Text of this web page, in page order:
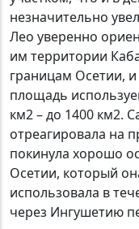
незначительно
Лео уверенно
им территории
границам Осетии, и
площадь
км2 – до 1400 км2.
отреагировала на
покинула хорошо
Осетии, который
использовала в
через Ингушетию